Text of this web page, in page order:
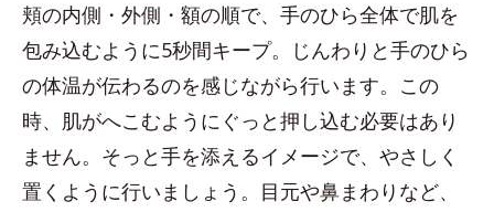
頬の内側・外側・額の順で、手のひら全体で肌を
包み込むように5秒間キープ。じんわりと手のひら
の体温が伝わるのを感じながら行います。この
時、肌がへこむようにぐっと押し込む必要はあり
ません。そっと手を添えるイメージで、やさしく
置くように行いましょう。目元や鼻まわりなど、